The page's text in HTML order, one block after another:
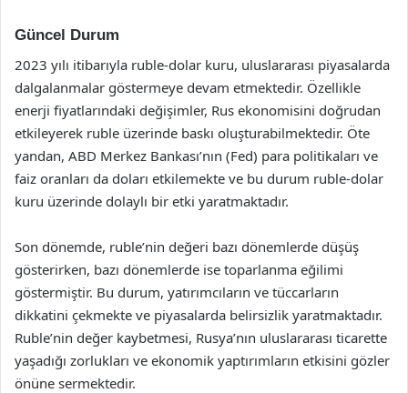
Güncel Durum
2023 yılı itibarıyla ruble-dolar kuru, uluslararası piyasalarda
dalgalanmalar göstermeye devam etmektedir. Özellikle
enerji fiyatlarındaki değişimler, Rus ekonomisini doğrudan
etkileyerek ruble üzerinde baskı oluşturabilmektedir. Öte
yandan, ABD Merkez Bankası’nın (Fed) para politikaları ve
faiz oranları da doları etkilemekte ve bu durum ruble-dolar
kuru üzerinde dolaylı bir etki yaratmaktadır.
Son dönemde, ruble’nin değeri bazı dönemlerde düşüş
gösterirken, bazı dönemlerde ise toparlanma eğilimi
göstermiştir. Bu durum, yatırımcıların ve tüccarların
dikkatini çekmekte ve piyasalarda belirsizlik yaratmaktadır.
Ruble’nin değer kaybetmesi, Rusya’nın uluslararası ticarette
yaşadığı zorlukları ve ekonomik yaptırımların etkisini gözler
önüne sermektedir.